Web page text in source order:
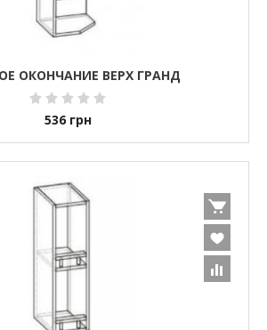
ОКОНЧАНИЕ ВЕРХ ГРАНД
536 грн